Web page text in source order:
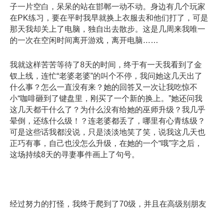
子一片空白，呆呆的站在邯郸一动不动。身边有几个玩家
在PK练习，要在平时我早就换上衣服去和他们打了，可是
那天我却关上了电脑，独自出去散步。这是几周来我唯一
的一次在空闲时间离开游戏，离开电脑……
我就这样苦苦等待了8天的时间，终于有一天我看到了金
钗上线，连忙“老婆老婆”的叫个不停，我问她这几天出了
什么事？怎么一直没有来？她的回答又一次让我吃惊不
小“咖啡砸到了键盘里，刚买了一个新的换上。”她还问我
这几天都干什么了？为什么没有给她的巫师升级？我几乎
晕倒，还练什么级！？连老婆都丢了，哪里有心青练级？
可是这些话我都没说，只是淡淡地笑了笑，说我这几天也
正巧有事，自己也没怎么升级，在她的一个“哦”字之后，
这场持续8天的寻妻事件画上了句号。
经过努力的打怪，我终于爬到了70级，并且在高级别朋友